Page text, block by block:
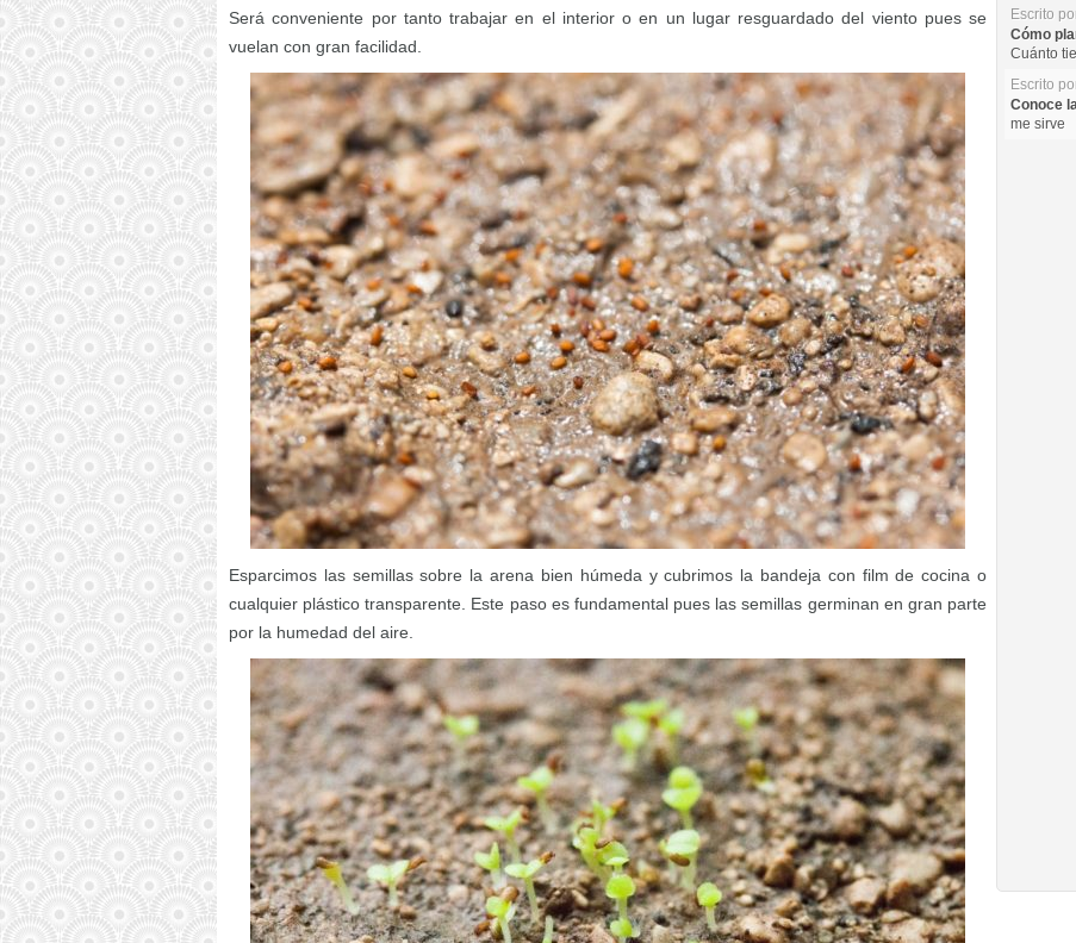
Será conveniente por tanto trabajar en el interior o en un lugar resguardado del viento pues se
vuelan con gran facilidad.
Esparcimos las semillas sobre la arena bien húmeda y cubrimos la bandeja con film de cocina o
cualquier plástico transparente. Este paso es fundamental pues las semillas germinan en gran parte
por la humedad del aire.
Escrito
Cómo
Cuánto
Escrito
Conoce
me sirve